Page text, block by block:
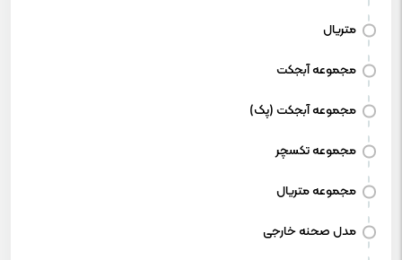
متریال
مجموعه آبجکت
مجموعه آبجکت (پک)
مجموعه تکسچر
مجموعه متریال
مدل صحنه خارجی